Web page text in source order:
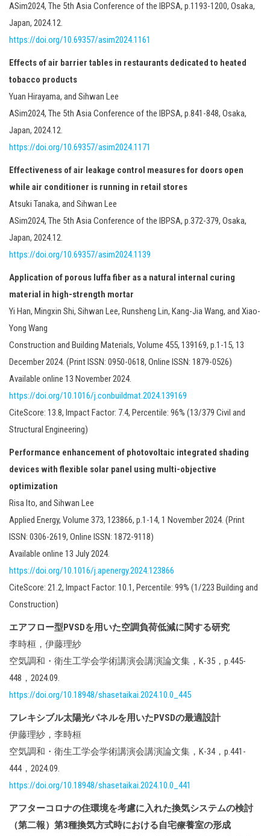
ASim2024, The 5th Asia Conference of the IBPSA, p.1193-1200, Osaka,
Japan, 2024.12.
https://doi.org/10.69357/asim2024.1161
Effects of air barrier tables in restaurants dedicated to heated
tobacco products
Yuan Hirayama, and Sihwan Lee
ASim2024, The 5th Asia Conference of the IBPSA, p.841-848, Osaka,
Japan, 2024.12.
https://doi.org/10.69357/asim2024.1171
Effectiveness of air leakage control measures for doors open
while air conditioner is running in retail stores
Atsuki Tanaka, and Sihwan Lee
ASim2024, The 5th Asia Conference of the IBPSA, p.372-379, Osaka,
Japan, 2024.12.
https://doi.org/10.69357/asim2024.1139
Application of porous luffa fiber as a natural internal curing
material in high-strength mortar
Yi Han, Mingxin Shi, Sihwan Lee, Runsheng Lin, Kang-Jia Wang, and Xiao-
Yong Wang
Construction and Building Materials, Volume 455, 139169, p.1-15, 13
December 2024. (Print ISSN: 0950-0618, Online ISSN: 1879-0526)
Available online 13 November 2024.
https://doi.org/10.1016/j.conbuildmat.2024.139169
CiteScore: 13.8, Impact Factor: 7.4, Percentile: 96% (13/379 Civil and
Structural Engineering)
Performance enhancement of photovoltaic integrated shading
devices with flexible solar panel using multi-objective
optimization
Risa Ito, and Sihwan Lee
Applied Energy, Volume 373, 123866, p.1-14, 1 November 2024. (Print
ISSN: 0306-2619, Online ISSN: 1872-9118)
Available online 13 July 2024.
https://doi.org/10.1016/j.apenergy.2024.123866
CiteScore: 21.2, Impact Factor: 10.1, Percentile: 99% (1/223 Building and
Construction)
エアフロー型PVSDを用いた空調負荷低減に関する研究
李時桓，伊藤理紗
空気調和・衛生工学会学術講演会講演論文集，K-35，p.445-
448，2024.09.
https://doi.org/10.18948/shasetaikai.2024.10.0_445
フレキシブル太陽光パネルを用いたPVSDの最適設計
伊藤理紗，李時桓
空気調和・衛生工学会学術講演会講演論文集，K-34，p.441-
444，2024.09.
https://doi.org/10.18948/shasetaikai.2024.10.0_441
アフターコロナの住環境を考慮に入れた換気システムの検討
（第二報）第3種換気方式時における自宅療養室の形成